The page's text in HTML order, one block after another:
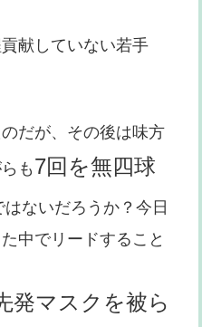
献していない若手
だが、その後は味方
も 7回を無四球
ないだろうか？今日
中でリードすること
発マスクを被ら